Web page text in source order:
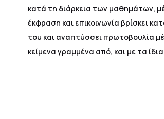
κατά τη διάρκεια των μαθημάτων,
έκφραση και επικοινωνία βρίσκει
του και αναπτύσσει πρωτοβουλία
κείμενα γραμμένα από, και με τα